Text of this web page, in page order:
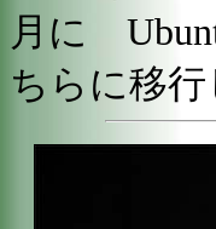
月に
ちらに移行